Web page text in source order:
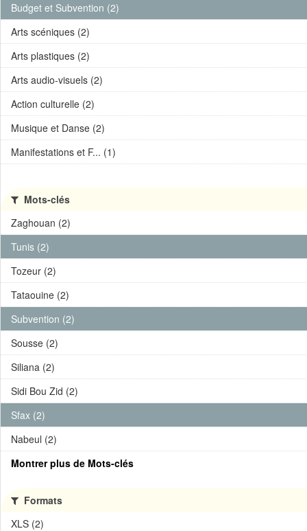
Budget et Subvention (2)
Arts scéniques (2)
Arts plastiques (2)
Arts audio-visuels (2)
Action culturelle (2)
Musique et Danse (2)
Manifestations et F... (1)
Mots-clés
Zaghouan (2)
Tunis (2)
Tozeur (2)
Tataouine (2)
Subvention (2)
Sousse (2)
Siliana (2)
Sidi Bou Zid (2)
Sfax (2)
Nabeul (2)
Montrer plus de Mots-clés
Formats
XLS (2)